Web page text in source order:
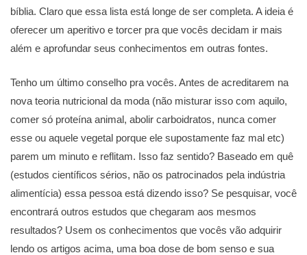
bíblia. Claro que essa lista está longe de ser completa. A ideia é
oferecer um aperitivo e torcer pra que vocês decidam ir mais
além e aprofundar seus conhecimentos em outras fontes.
Tenho um último conselho pra vocês. Antes de acreditarem na
nova teoria nutricional da moda (não misturar isso com aquilo,
comer só proteína animal, abolir carboidratos, nunca comer
esse ou aquele vegetal porque ele supostamente faz mal etc)
parem um minuto e reflitam. Isso faz sentido? Baseado em quê
(estudos científicos sérios, não os patrocinados pela indústria
alimentícia) essa pessoa está dizendo isso? Se pesquisar, você
encontrará outros estudos que chegaram aos mesmos
resultados? Usem os conhecimentos que vocês vão adquirir
lendo os artigos acima, uma boa dose de bom senso e sua